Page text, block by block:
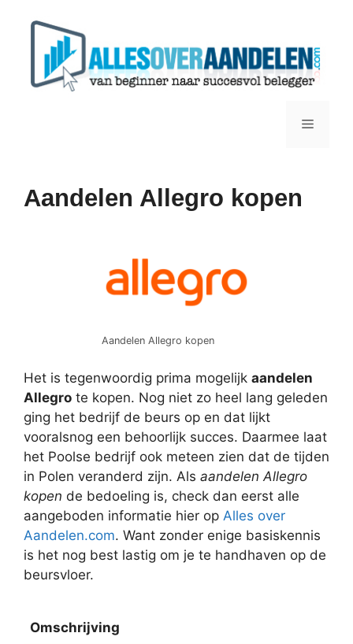
Menu
Aandelen Allegro kopen
Aandelen Allegro kopen
Het is tegenwoordig prima mogelijk aandelen
Allegro te kopen. Nog niet zo heel lang geleden
ging het bedrijf de beurs op en dat lijkt
vooralsnog een behoorlijk succes. Daarmee laat
het Poolse bedrijf ook meteen zien dat de tijden
in Polen veranderd zijn. Als aandelen Allegro
kopen de bedoeling is, check dan eerst alle
aangeboden informatie hier op Alles over
Aandelen.com. Want zonder enige basiskennis
is het nog best lastig om je te handhaven op de
beursvloer.
Omschrijving